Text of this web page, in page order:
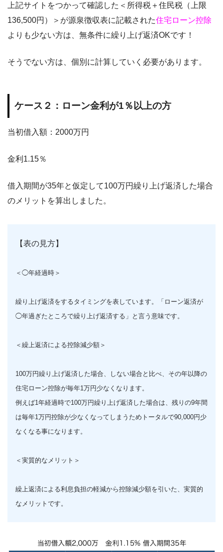
上記サイトをつかって確認した＜所得税＋住民税（上限
136,500円）＞が源泉徴収表に記載された住宅ローン控除
よりも少ない方は、無条件に繰り上げ返済OKです！
そうでない方は、個別に計算していく必要があります。
ケース２：ローン金利が1％以上の方
当初借入額：2000万円
金利1.15％
借入期間が35年と仮定して100万円繰り上げ返済した場合
のメリットを算出しました。
【表の見方】
＜◯年経過時＞
繰り上げ返済をするタイミングを表しています。「ローン返済が
◯年過ぎたところで繰り上げ返済する」と言う意味です。
＜繰上返済による控除減少額＞
100万円繰り上げ返済した場合、しない場合と比べ、その年以降の
住宅ローン控除が毎年1万円少なくなります。
例えば1年経過時で100万円繰り上げ返済した場合は、残りの9年間
は毎年1万円控除が少なくなってしまうためトータルで90,000円少
なくなる事になります。
＜実質的なメリット＞
繰上返済による利息負担の軽減から控除減少額を引いた、実質的
なメリットです。